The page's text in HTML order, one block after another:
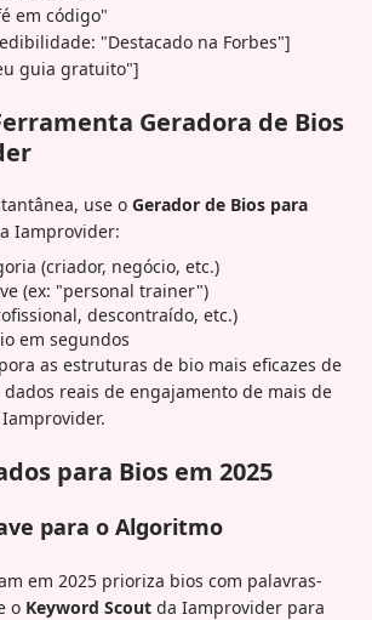
em código"
"Destacado na Forbes"]
guia gratuito"]
Geradora de Bios
use o Gerador de Bios para
Iamprovider:
(criador, negócio, etc.)
(ex: "personal trainer")
descontraído, etc.)
em segundos
as estruturas de bio mais eficazes de
dados reais de engajamento de mais de
para Bios em 2025
para o Algoritmo
em 2025 prioriza bios com palavras-
o Keyword Scout da Iamprovider para